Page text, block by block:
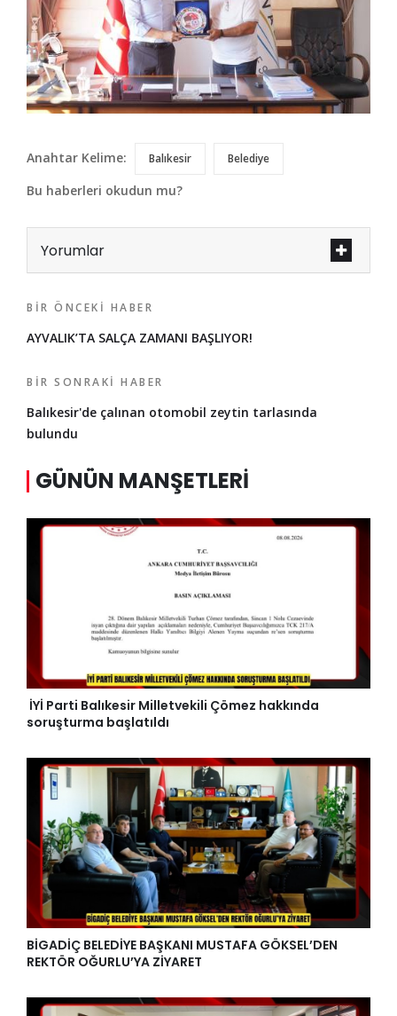
Anahtar Kelime: Balıkesir Belediye
Bu haberleri okudun mu?
Yorumlar
BIR ÖNCEKI HABER
AYVALIK’TA SALÇA ZAMANI BAŞLIYOR!
BIR SONRAKI HABER
Balıkesir'de çalınan otomobil zeytin tarlasında
bulundu
GÜNÜN MANŞETLERI
İYİ Parti Balıkesir Milletvekili Çömez hakkında
soruşturma başlatıldı
BİGADİÇ BELEDİYE BAŞKANI MUSTAFA GÖKSEL’DEN
REKTÖR OĞURLU’YA ZİYARET